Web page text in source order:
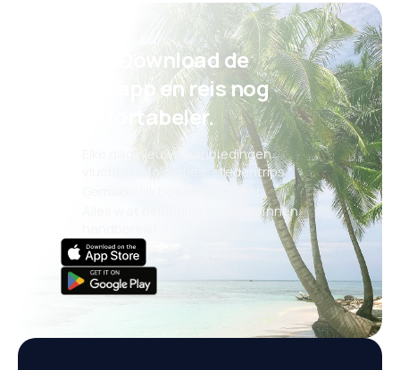
Psst! Download de
eSky-app en reis nog
comfortabeler.
Elke dag nieuwe aanbiedingen:
vluchten, vakanties, stedentrips
Alles wat belangrijk is, altijd binnen